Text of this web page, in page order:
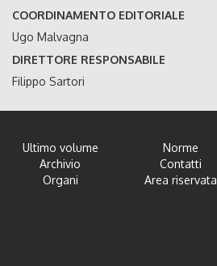
COORDINAMENTO EDITORIALE
Ugo Malvagna
DIRETTORE RESPONSABILE
Filippo Sartori
Ultimo volume
Archivio
Organi
Norme
Contatti
Area riservata